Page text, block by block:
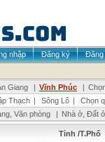
nhập Đăng ký
Đăng
Giang | Vĩnh Phúc |
Thạch | Sông Lô |
Chọn
Văn phòng | Nhà ở, Đất ở
Tỉnh /T.Phố